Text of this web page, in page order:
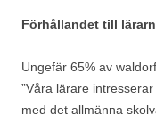
Förhållandet till
Ungefär 65% av
”Våra lärare
med det allmänna